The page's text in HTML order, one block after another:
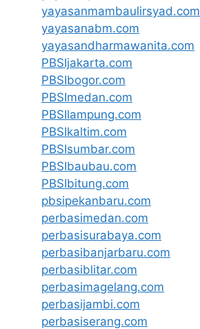
yayasanmambaulirsyad.com
yayasanabm.com
yayasandharmawanita.com
PBSIjakarta.com
PBSIbogor.com
PBSImedan.com
PBSIlampung.com
PBSIkaltim.com
PBSIsumbar.com
PBSIbaubau.com
PBSIbitung.com
pbsipekanbaru.com
perbasimedan.com
perbasisurabaya.com
perbasibanjarbaru.com
perbasiblitar.com
perbasimagelang.com
perbasijambi.com
perbasiserang.com